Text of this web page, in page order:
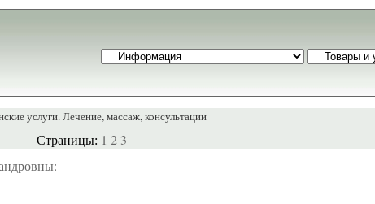
услуги. Лечение, массаж, консультации
Страницы: 1 2 3